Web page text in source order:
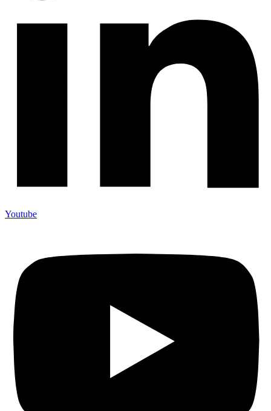
Youtube